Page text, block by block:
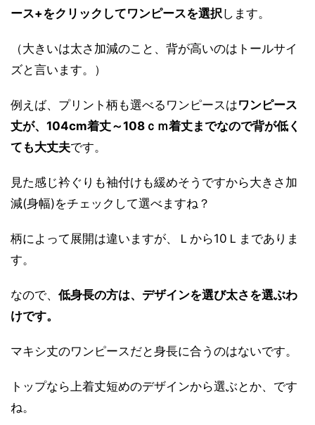
ース+をクリックしてワンピースを選択します。
（大きいは太さ加減のこと、背が高いのはトールサイ
ズと言います。）
例えば、プリント柄も選べるワンピースはワンピース
丈が、104cm着丈～108ｃｍ着丈までなので背が低く
ても大丈夫です。
見た感じ衿ぐりも袖付けも緩めそうですから大きさ加
減(身幅)をチェックして選べますね？
柄によって展開は違いますが、Ｌから10Ｌまでありま
す。
なので、 低身長の方は、デザインを選び太さを選ぶわ
けです。
マキシ丈のワンピースだと身長に合うのはないです。
トップなら上着丈短めのデザインから選ぶとか、です
ね。